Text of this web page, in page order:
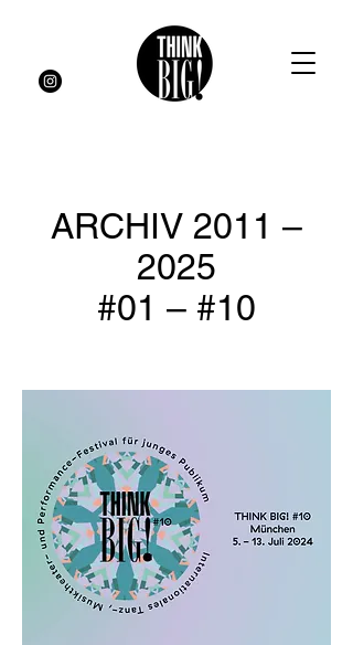
ARCHIV 2011 –
2025
#01 – #10